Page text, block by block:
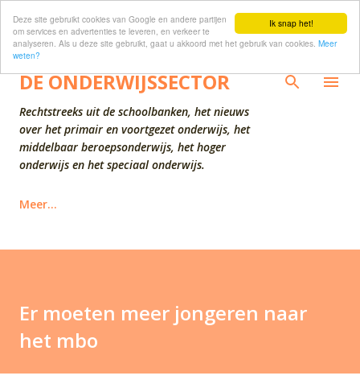
Ik snap het!
Deze site gebruikt cookies van Google en andere partijen
om services en advertenties te leveren, en verkeer te
analyseren. Als u deze site gebruikt, gaat u akkoord met het gebruik van cookies. Meer
weten?
Doorgaan naar hoofdcontent
DE ONDERWIJSSECTOR
Rechtstreeks uit de schoolbanken, het nieuws
over het primair en voortgezet onderwijs, het
middelbaar beroepsonderwijs, het hoger
onderwijs en het speciaal onderwijs.
Meer…
Er moeten meer jongeren naar
het mbo